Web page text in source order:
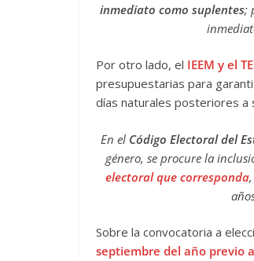
inmediato como suplentes;
Por otro lado, el IEEM y el
presupuestarias para
días naturales posteriores a
En el Código Electoral del
género, se procure la
electoral que corresponda
Sobre la convocatoria a
septiembre del año previo